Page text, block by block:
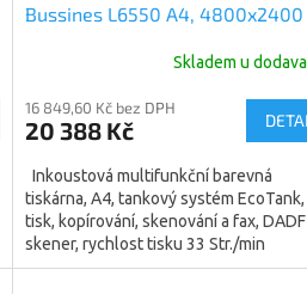
Bussines L6550 A4, 4800x2400
FAX, DUPLEX, 19W (C11CJ30402)
Skladem u
16 849,60 Kč bez DPH
20 388 Kč
Inkoustová multifunkční barevná
tiskárna, A4, tankový systém EcoTank,
tisk, kopírování, skenování a fax, DADF
skener, rychlost tisku 33 Str./min
černobíle, 22 Str./min...